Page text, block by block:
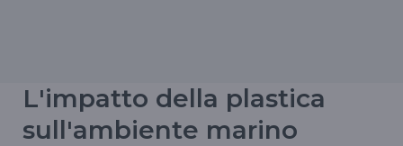
L'impatto della plastica
sull'ambiente marino